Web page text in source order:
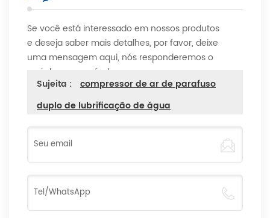
Se você está interessado em nossos produtos
e deseja saber mais detalhes, por favor, deixe
uma mensagem aqui, nós responderemos o
mais breve possível.
Sujeita :
compressor de ar de parafuso
duplo de lubrificação de água